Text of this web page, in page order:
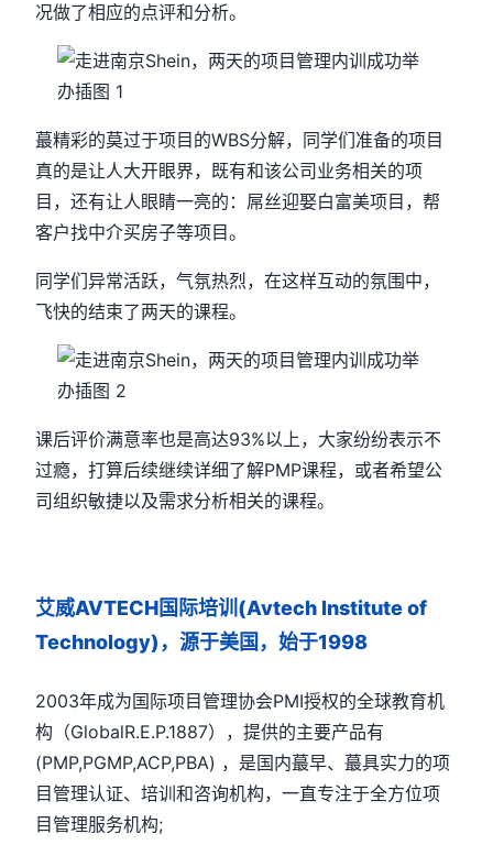
况做了相应的点评和分析。
蕞精彩的莫过于项目的WBS分解，同学们准备的项目
真的是让人大开眼界，既有和该公司业务相关的项
目，还有让人眼睛一亮的：屌丝迎娶白富美项目，帮
客户找中介买房子等项目。
同学们异常活跃，气氛热烈，在这样互动的氛围中，
飞快的结束了两天的课程。
课后评价满意率也是高达93%以上，大家纷纷表示不
过瘾，打算后续继续详细了解PMP课程，或者希望公
司组织敏捷以及需求分析相关的课程。
艾威AVTECH国际培训(Avtech Institute of
Technology)，源于美国，始于1998
2003年成为国际项目管理协会PMI授权的全球教育机
构（GlobalR.E.P.1887），提供的主要产品有
(PMP,PGMP,ACP,PBA) ，是国内蕞早、蕞具实力的项
目管理认证、培训和咨询机构，一直专注于全方位项
目管理服务机构;